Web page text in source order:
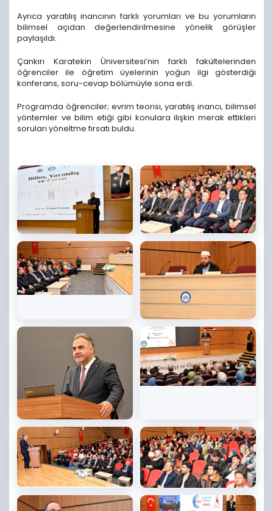
Ayrıca yaratılış inancının farklı yorumları ve bu yorumların
bilimsel açıdan değerlendirilmesine yönelik görüşler
paylaşıldı.
Çankırı Karatekin Üniversitesi’nin farklı fakültelerinden
öğrenciler ile öğretim üyelerinin yoğun ilgi gösterdiği
konferans, soru-cevap bölümüyle sona erdi.
Programda öğrenciler; evrim teorisi, yaratılış inancı, bilimsel
yöntemler ve bilim etiği gibi konulara ilişkin merak ettikleri
soruları yöneltme fırsatı buldu.